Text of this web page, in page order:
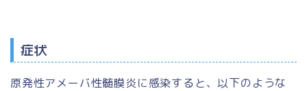
症状
原発性アメーバ性髄膜炎に感染すると、以下のような